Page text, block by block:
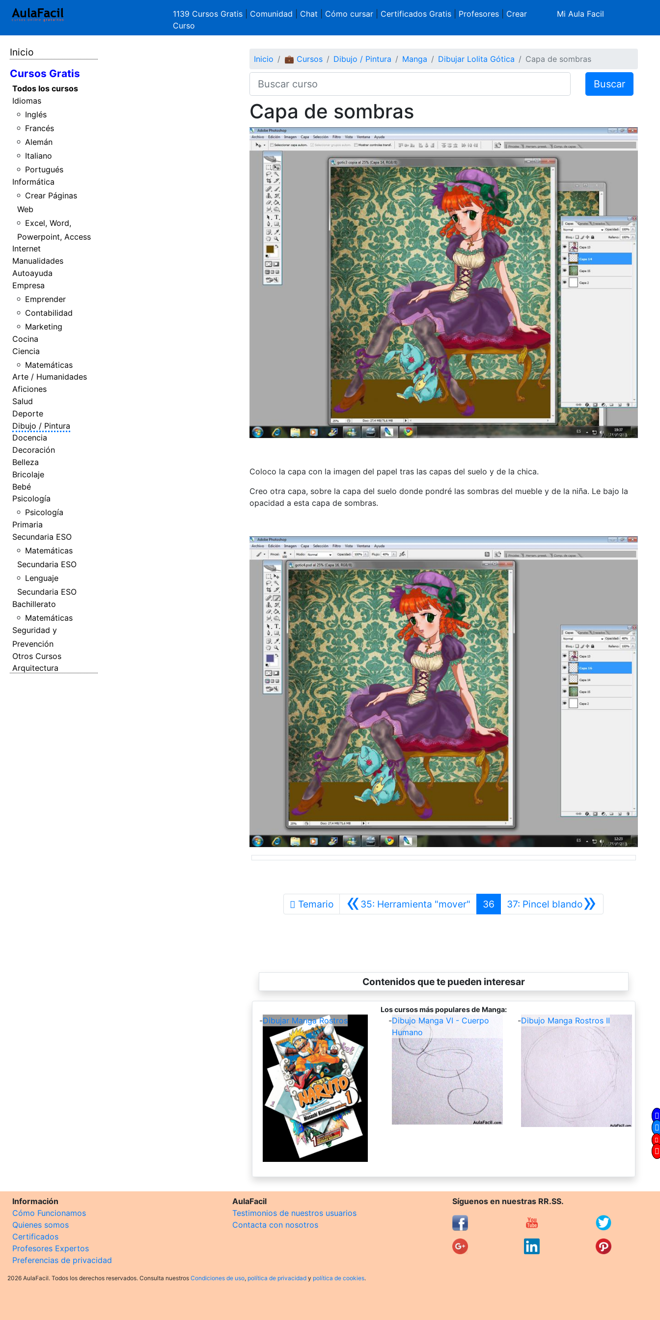
1139 Cursos Gratis Comunidad Chat Cómo cursar| Certificados Gratis| Profesores| Crear
Curso
Mi Aula Facil
Inicio
Cursos Gratis
Todos los cursos
Idiomas
Inglés
Francés
Alemán
Italiano
Portugués
Informática
Crear Páginas
Web
Excel, Word,
Powerpoint, Access
Internet
Manualidades
Autoayuda
Empresa
Emprender
Contabilidad
Marketing
Cocina
Ciencia
Matemáticas
Arte / Humanidades
Aficiones
Salud
Deporte
Dibujo / Pintura
Docencia
Decoración
Belleza
Bricolaje
Bebé
Psicología
Psicología
Primaria
Secundaria ESO
Matemáticas
Secundaria ESO
Lenguaje
Secundaria ESO
Bachillerato
Matemáticas
Seguridad y
Prevención
Otros Cursos
Arquitectura
Inicio 💼 Cursos Dibujo / Pintura Manga Dibujar Lolita Gótica Capa de sombras
Buscar
Capa de sombras
Coloco la capa con la imagen del papel tras las capas del suelo y de la chica.
Creo otra capa, sobre la capa del suelo donde pondré las sombras del mueble y de la niña. Le bajo la
opacidad a esta capa de sombras.
Temario «35: Herramienta "mover" Anterior
36 »
37: Pincel blandoSiguiente
Contenidos que te pueden interesar
Los cursos más populares de Manga:
-Dibujar Manga Rostros -Dibujo Manga VI - Cuerpo
Humano
-Dibujo Manga Rostros II
Información
Cómo Funcionamos
Quienes somos
Certificados
Profesores Expertos
Preferencias de privacidad
AulaFacil
Testimonios de nuestros usuarios
Contacta con nosotros
Síguenos en nuestras RR.SS.
2026 AulaFacil. Todos los derechos reservados. Consulta nuestros Condiciones de uso, política de privacidad y política de cookies.